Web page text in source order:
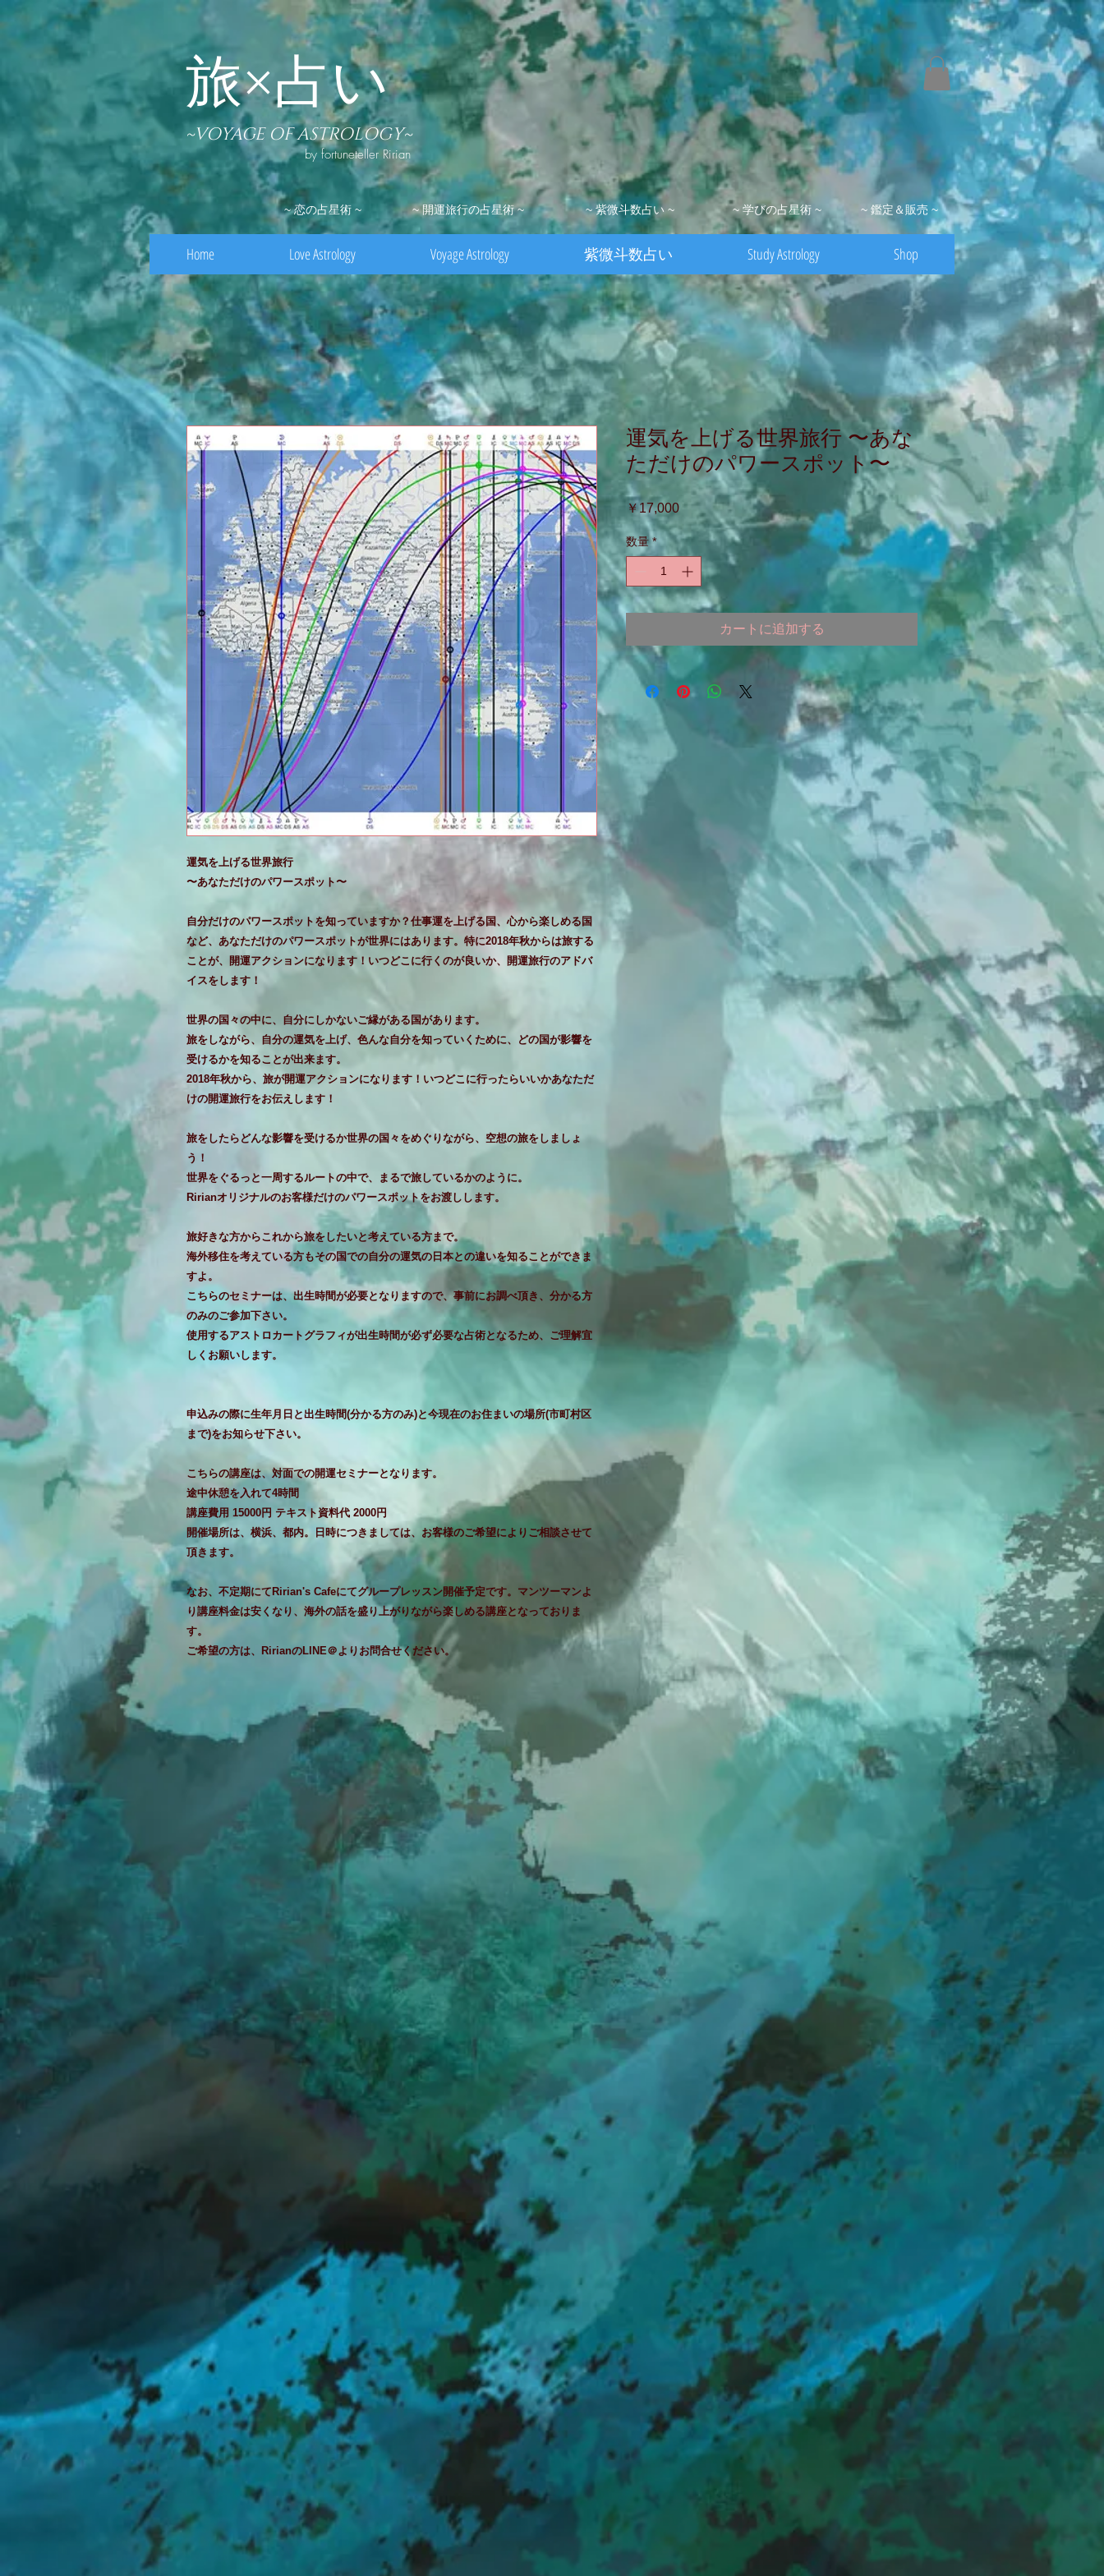
旅×​占い
~VOYAGE OF ASTROLOGY~
by fortuneteller Ririan
~ 恋の占星術 ~ ~ 開運旅行の占星術 ~ ~ 紫微斗数占い ~ ~ 学びの占星術 ~ ~ 鑑定＆販売 ~
Home Love Astrology Voyage Astrology 紫微斗数占い Study Astrology Shop
運気を上げる世界旅行
〜あなただけのパワースポット〜
自分だけのパワースポットを知っていますか？仕事運を上げる国、心から楽しめる国
など、あなただけのパワースポットが世界にはあります。特に2018年秋からは旅する
ことが、開運アクションになります！いつどこに行くのが良いか、開運旅行のアドバ
イスをします！
世界の国々の中に、自分にしかないご縁がある国があります。
旅をしながら、自分の運気を上げ、色んな自分を知っていくために、どの国が影響を
受けるかを知ることが出来ます。
2018年秋から、旅が開運アクションになります！いつどこに行ったらいいかあなただ
けの開運旅行をお伝えします！
旅をしたらどんな影響を受けるか世界の国々をめぐりながら、空想の旅をしましょ
う！
世界をぐるっと一周するルートの中で、まるで旅しているかのように。
Ririanオリジナルのお客様だけのパワースポットをお渡しします。
旅好きな方からこれから旅をしたいと考えている方まで。
海外移住を考えている方もその国での自分の運気の日本との違いを知ることができま
すよ。
こちらのセミナーは、出生時間が必要となりますので、事前にお調べ頂き、分かる方
のみのご参加下さい。
使用するアストロカートグラフィが出生時間が必ず必要な占術となるため、ご理解宜
しくお願いします。
申込みの際に生年月日と出生時間(分かる方のみ)と今現在のお住まいの場所(市町村区
まで)をお知らせ下さい。
こちらの講座は、対面での開運セミナーとなります。
途中休憩を入れて4時間
講座費用 15000円 テキスト資料代 2000円
開催場所は、横浜、都内。日時につきましては、お客様のご希望によりご相談させて
頂きます。
なお、不定期にてRirian's Cafeにてグループレッスン開催予定です。マンツーマンよ
り講座料金は安くなり、海外の話を盛り上がりながら楽しめる講座となっておりま
す。
ご希望の方は、RirianのLINE＠よりお問合せください。
運気を上げる世界旅行 〜あな
ただけのパワースポット〜
￥17,000価
格
数量 *
カートに追加する